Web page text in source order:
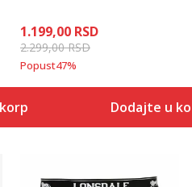
1.199,00 RSD
2.299,00RSD
Popust47%
Dodajte u